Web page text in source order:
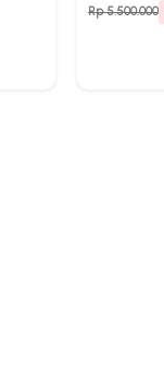
Rp 5.500.000